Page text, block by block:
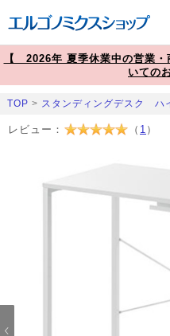
【 2026年 夏季休業中の営業
いての
TOP > スタンディングデスク ハ
レビュー： （ 1 ）